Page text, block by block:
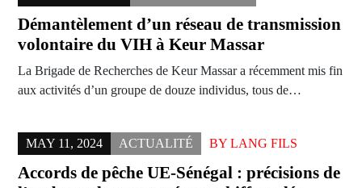
Démantèlement d’un réseau de transmission
volontaire du VIH à Keur Massar
La Brigade de Recherches de Keur Massar a récemment mis fin
aux activités d’un groupe de douze individus, tous de…
MAY 11, 2024 ACTUALITÉ BY LANG FILS
Accords de pêche UE-Sénégal : précisions de